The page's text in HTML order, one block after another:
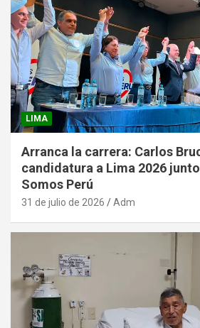
LIMA
Arranca la carrera: Carlos
candidatura a Lima 2026
Somos Perú
31 de julio de 2026 Adm